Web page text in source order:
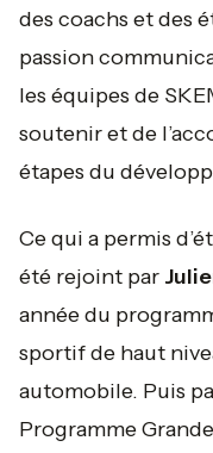
des coachs et des
passion
les équipes de
soutenir et de
étapes du
Ce qui a permis
été rejoint par
année du
sportif de haut
automobile. Puis
Programme